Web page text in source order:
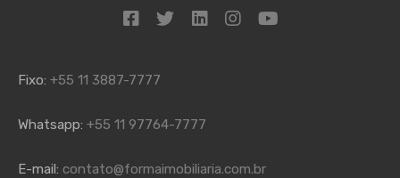
Fixo: +55 11 3887-7777
Whatsapp: +55 11 97764-7777
E-mail: contato@formaimobiliaria.com.br